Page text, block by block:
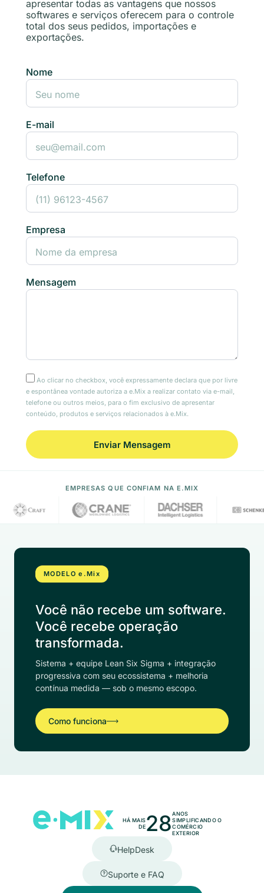
apresentar todas as vantagens que nossos
softwares e serviços oferecem para o controle
total dos seus pedidos, importações e
exportações.
Nome
E-mail
Telefone
Empresa
Mensagem
Ao clicar no checkbox, você expressamente declara que por livre
e espontânea vontade autoriza a e.Mix a realizar contato via e-mail,
telefone ou outros meios, para o fim exclusivo de apresentar
conteúdo, produtos e serviços relacionados à e.Mix.
EMPRESAS QUE CONFIAM NA E.MIX
MODELO e.Mix
Você não recebe um software.
Você recebe operação
transformada.
Sistema + equipe Lean Six Sigma + integração
progressiva com seu ecossistema + melhoria
contínua medida — sob o mesmo escopo.
Como funciona
HÁ MAIS
DE28ANOS
SIMPLIFICANDO O
COMÉRCIO
EXTERIOR
HelpDesk
Suporte e FAQ